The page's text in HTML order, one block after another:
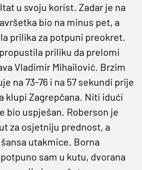
u svoju korist. Zadar je na
bio na minus pet, a
prilika za potpuni preokret.
priliku da prelomi
Vladimir Mihailović. Brzim
na 73-76 i na 57 sekundi prije
klupi Zagrepčana. Niti idući
bio uspješan. Roberson je
za osjetniju prednost, a
utakmice. Borna
sam u kutu, dvorana